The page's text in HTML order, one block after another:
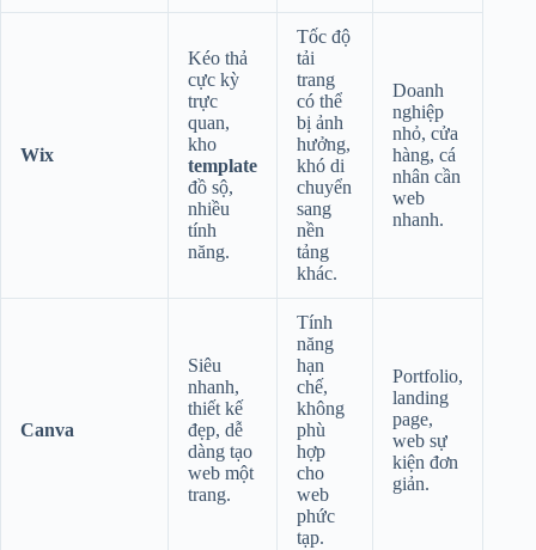
Wix
Kéo thả
cực kỳ
trực
quan,
kho
template
đồ sộ,
nhiều
tính
năng.
Tốc độ
tải
trang
có thể
bị ảnh
hưởng,
khó di
chuyển
sang
nền
tảng
khác.
Doanh
nghiệp
nhỏ, cửa
hàng, cá
nhân cần
web
nhanh.
Canva
Siêu
nhanh,
thiết kế
đẹp, dễ
dàng tạo
web một
trang.
Tính
năng
hạn
chế,
không
phù
hợp
cho
web
phức
tạp.
Portfolio,
landing
page,
web sự
kiện đơn
giản.